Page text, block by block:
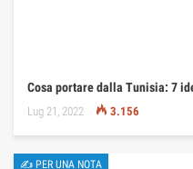
Cosa portare dalla Tunisia: 7
Lug 21, 2022 3.156
✍ PER UNA NOTA